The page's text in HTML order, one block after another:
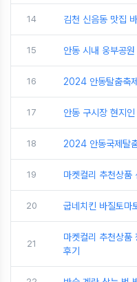
14 김천 신음동 맛집
15 안동 시내 웅부공
16 2024 안동탈춤축
17 안동 구시장 현지
18 2024 안동국제탈
19 마켓컬리 추천상품
20 굽네치킨 바질토마
21
마켓컬리 추천상품
후기